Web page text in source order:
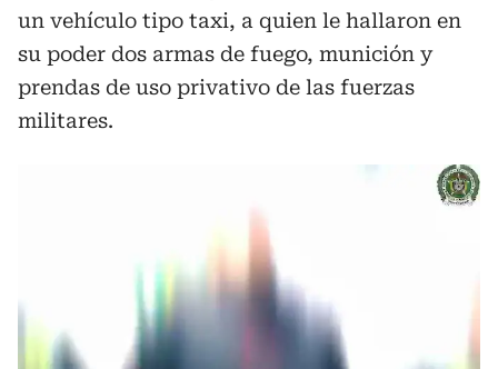
un vehículo tipo taxi, a quien le hallaron en
su poder dos armas de fuego, munición y
prendas de uso privativo de las fuerzas
militares.